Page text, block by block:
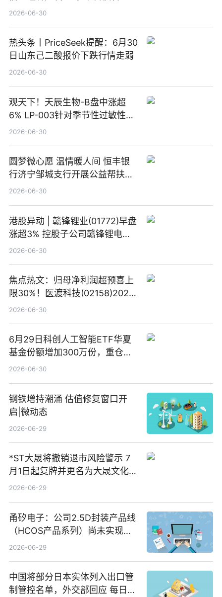
2026-06-30
热头条丨PriceSeek提醒：6月30
日山东己二酸报价下跌行情走弱
2026-06-30
观天下！天辰生物-B盘中涨超
6% LP-003针对季节性过敏性鼻
炎适应症III期临床试验达到主要
2026-06-30
圆梦微心愿 温情暖人间 恒丰银
行济宁邹城支行开展公益帮扶活
动-观热点
2026-06-30
港股异动 | 赣锋锂业(01772)早盘
涨超3% 控股子公司赣锋锂电完
成20亿元增资扩股
2026-06-30
焦点热文：归母净利润超预喜上
限30%！医渡科技(02158)2026
财年扭亏为盈，经营性现金流转
2026-06-30
6月29日科创人工智能ETF华夏
基金份额增加300万份，重仓股
芯原股份、寒武纪、澜起科技_快
2026-06-30
钢铁增持潮涌 估值修复窗口开
启|微动态
2026-06-29
*ST大晟将撤销退市风险警示 7
月1日起复牌并更名为大晟文化
今日视点
2026-06-29
甬矽电子：公司2.5D封装产品线
（HCOS产品系列）尚未实现量
产 速看
2026-06-29
中国将部分日本实体列入出口管
制管控名单，外交部回应 每日速